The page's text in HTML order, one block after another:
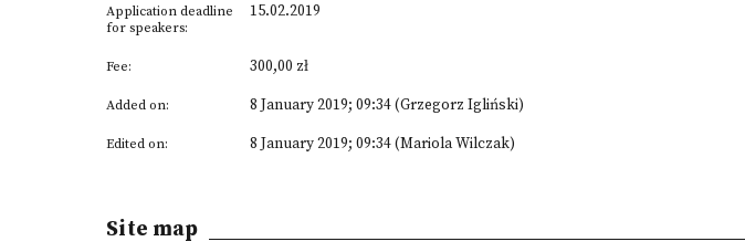
Application deadline
for speakers:
15.02.2019
Fee: 300,00 zł
Added on: 8 January 2019; 09:34 (Grzegorz Igliński)
Edited on: 8 January 2019; 09:34 (Mariola Wilczak)
Site map